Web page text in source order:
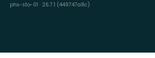
phx-sto-01 · 26.7.1 (449747a8c)